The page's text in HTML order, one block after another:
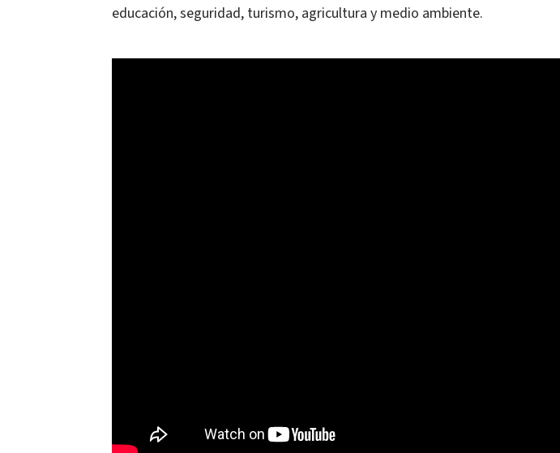
educación, seguridad, turismo, agricultura y medio ambiente.